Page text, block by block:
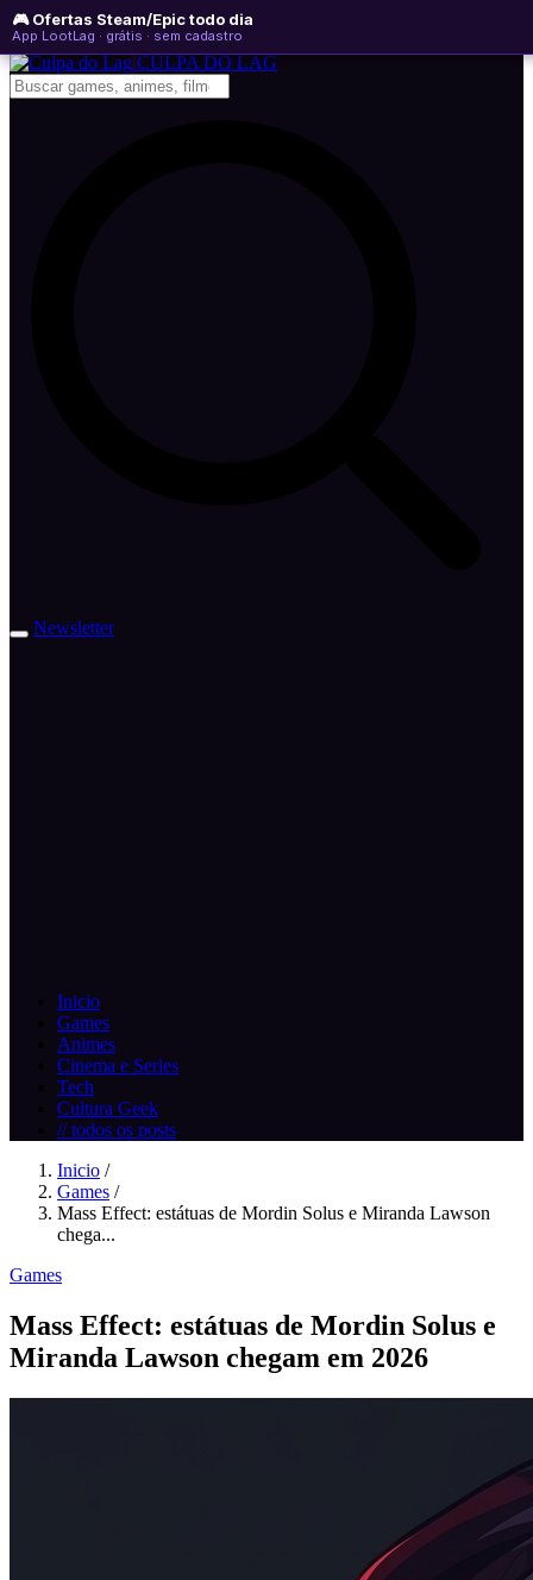
🎮 Ofertas Steam/Epic todo dia
App LootLag · grátis · sem cadastro
sábado, 08 de agosto de 2026 WhatsApp
Newsletter
CULPA DO LAG
Newsletter
Inicio
Games
Animes
Cinema e Series
Tech
Cultura Geek
// todos os posts
Inicio /
Games /
Mass Effect: estátuas de Mordin Solus e Miranda Lawson
chega...
Games
Mass Effect: estátuas de Mordin Solus e
Miranda Lawson chegam em 2026